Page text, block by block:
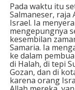
Pada waktu itu
Salmaneser, raja
Israel. Ia
mengepungnya
kesembilan
Samaria. Ia
ke dalam
di Halah, di tepi
Gozan, dan di
karena orang